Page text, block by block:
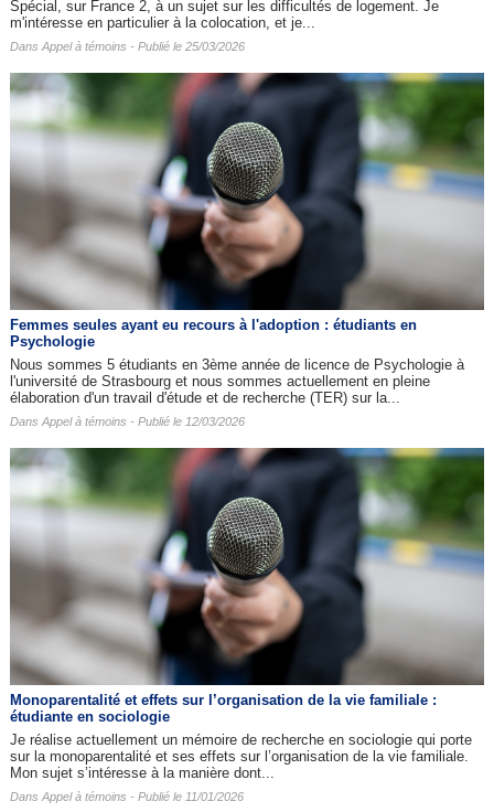
Spécial, sur France 2, à un sujet sur les difficultés de logement. Je
m'intéresse en particulier à la colocation, et je...
Dans Appel à témoins - Publié le 25/03/2026
Femmes seules ayant eu recours à l'adoption : étudiants en
Psychologie
Nous sommes 5 étudiants en 3ème année de licence de Psychologie à
l'université de Strasbourg et nous sommes actuellement en pleine
élaboration d'un travail d'étude et de recherche (TER) sur la...
Dans Appel à témoins - Publié le 12/03/2026
Monoparentalité et effets sur l’organisation de la vie familiale :
étudiante en sociologie
Je réalise actuellement un mémoire de recherche en sociologie qui porte
sur la monoparentalité et ses effets sur l’organisation de la vie familiale.
Mon sujet s’intéresse à la manière dont...
Dans Appel à témoins - Publié le 11/01/2026